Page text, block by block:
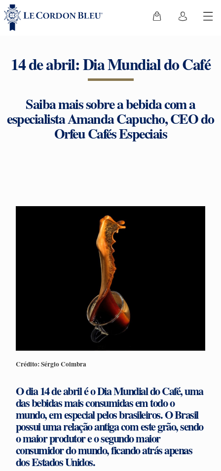
14 de abril: Dia Mundial do Café
Saiba mais sobre a bebida com a
especialista Amanda Capucho, CEO do
Orfeu Cafés Especiais
Crédito: Sérgio Coimbra
O dia 14 de abril é oDia Mundial do Café, uma
das bebidas mais consumidas em todo o
mundo, em especial pelos brasileiros. O Brasil
possui uma relação antiga com este grão, sendo
o maior produtor e o segundo maior
consumidor do mundo, ficando atrás apenas
dos Estados Unidos.